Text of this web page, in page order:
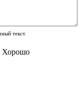
текст.
Хорошо